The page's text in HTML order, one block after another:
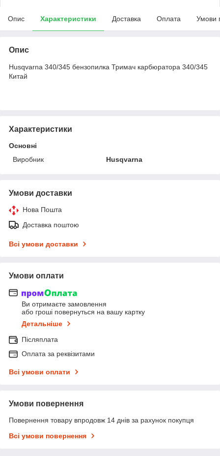
Опис Характеристики Доставка Оплата Умови
Опис
Husqvarna 340/345 бензопилка Тримач карбюратора 340/345
Китай
Характеристики
Основні
Виробник
Husqvarna
Умови доставки
Нова Пошта
Доставка поштою
Всі умови доставки
Умови оплати
Ви отримаєте замовлення
або гроші повернуться на вашу картку
Детальніше
Післяплата
Оплата за реквізитами
Всі умови оплати
Умови повернення
Повернення товару впродовж 14 днів за рахунок покупця
Всі умови повернення